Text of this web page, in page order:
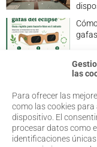
las
Para ofrecer las
como las cookies
dispositivo. El
procesar datos como
identificaciones
968 20 87 67
admin@coorm.org
Miguel Vivancos, 4